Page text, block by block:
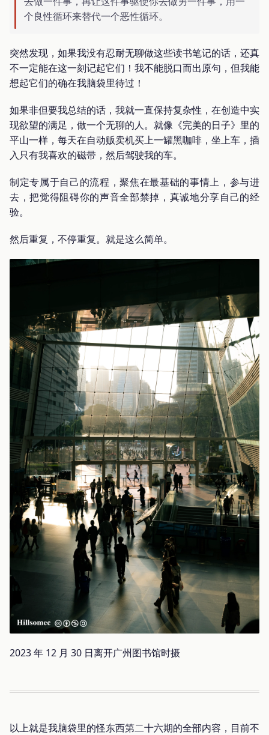
个良性循环来替代一个恶性循环。
突然发现，如果我没有忍耐无聊做这些读书笔记的话，还真
不一定能在这一刻记起它们！我不能脱口而出原句，但我能
想起它们的确在我脑袋里待过！
如果非但要我总结的话，我就一直保持复杂性，在创造中实
现欲望的满足，做一个无聊的人。就像《完美的日子》里的
平山一样，每天在自动贩卖机买上一罐黑咖啡，坐上车，插
入只有我喜欢的磁带，然后驾驶我的车。
制定专属于自己的流程，聚焦在最基础的事情上，参与进
去，把觉得阻碍你的声音全部禁掉，真诚地分享自己的经
验。
然后重复，不停重复。就是这么简单。
2023 年 12 月 30 日离开广州图书馆时摄
以上就是我脑袋里的怪东西第二十六期的全部内容，目前不